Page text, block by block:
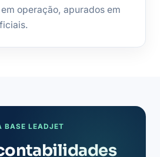
operação, apurados em
BASE LEADJET